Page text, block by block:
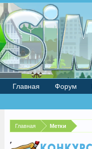
Главная Метки
Главная Форум